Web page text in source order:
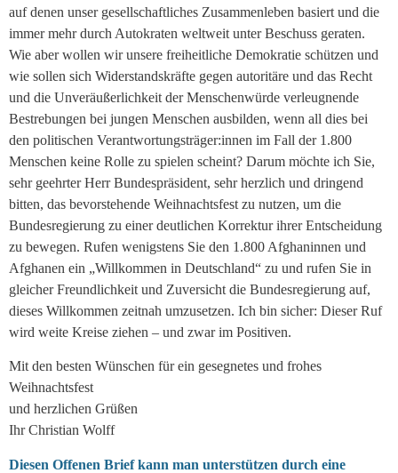
auf denen unser gesellschaftliches Zusammenleben basiert und die
immer mehr durch Autokraten weltweit unter Beschuss geraten.
Wie aber wollen wir unsere freiheitliche Demokratie schützen und
wie sollen sich Widerstandskräfte gegen autoritäre und das Recht
und die Unveräußerlichkeit der Menschenwürde verleugnende
Bestrebungen bei jungen Menschen ausbilden, wenn all dies bei
den politischen Verantwortungsträger:innen im Fall der 1.800
Menschen keine Rolle zu spielen scheint? Darum möchte ich Sie,
sehr geehrter Herr Bundespräsident, sehr herzlich und dringend
bitten, das bevorstehende Weihnachtsfest zu nutzen, um die
Bundesregierung zu einer deutlichen Korrektur ihrer Entscheidung
zu bewegen. Rufen wenigstens Sie den 1.800 Afghaninnen und
Afghanen ein „Willkommen in Deutschland“ zu und rufen Sie in
gleicher Freundlichkeit und Zuversicht die Bundesregierung auf,
dieses Willkommen zeitnah umzusetzen. Ich bin sicher: Dieser Ruf
wird weite Kreise ziehen – und zwar im Positiven.
Mit den besten Wünschen für ein gesegnetes und frohes
Weihnachtsfest
und herzlichen Grüßen
Ihr Christian Wolff
Diesen Offenen Brief kann man unterstützen durch eine